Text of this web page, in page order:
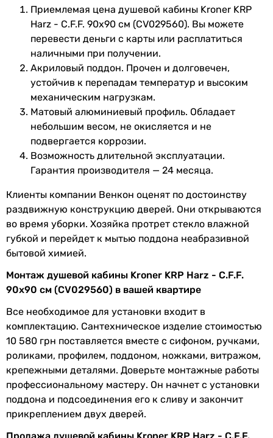
Ширина 89 см,90 см
Глубина 89 см,90 см
Высота 197,5 см
Цвет профиля сатин
Гарантия
Гарантия 24 мес.
Сообщите нам об этом!
Сообщить об ошибке
Характеристики, комплектация и фотографии Kroner KRP
Harz - C.F.F. 90x90 см (CV029560) носят ознакомительный
характер и могут изменяться производителем без
уведомления. Магазин не несет ответственности за
изменения, внесенные производителем.
Приемлемая цена душевой кабины Kroner KRP
Harz - C.F.F. 90x90 см (CV029560). Вы можете
перевести деньги с карты или расплатиться
наличными при получении.
Акриловый поддон. Прочен и долговечен,
устойчив к перепадам температур и высоким
механическим нагрузкам.
Матовый алюминиевый профиль. Обладает
небольшим весом, не окисляется и не
подвергается коррозии.
Возможность длительной эксплуатации.
Гарантия производителя — 24 месяца.
Клиенты компании Венкон оценят по достоинству
раздвижную конструкцию дверей. Они открываются
во время уборки. Хозяйка протрет стекло влажной
губкой и перейдет к мытью поддона неабразивной
бытовой химией.
Монтаж душевой кабины Kroner KRP Harz - C.F.F.
90x90 см (CV029560) в вашей квартире
Все необходимое для установки входит в
комплектацию. Сантехническое изделие стоимостью
10 580 грн поставляется вместе с сифоном, ручками,
роликами, профилем, поддоном, ножками, витражом,
крепежными деталями. Доверьте монтажные работы
профессиональному мастеру. Он начнет с установки
поддона и подсоединения его к сливу и закончит
прикреплением двух дверей.